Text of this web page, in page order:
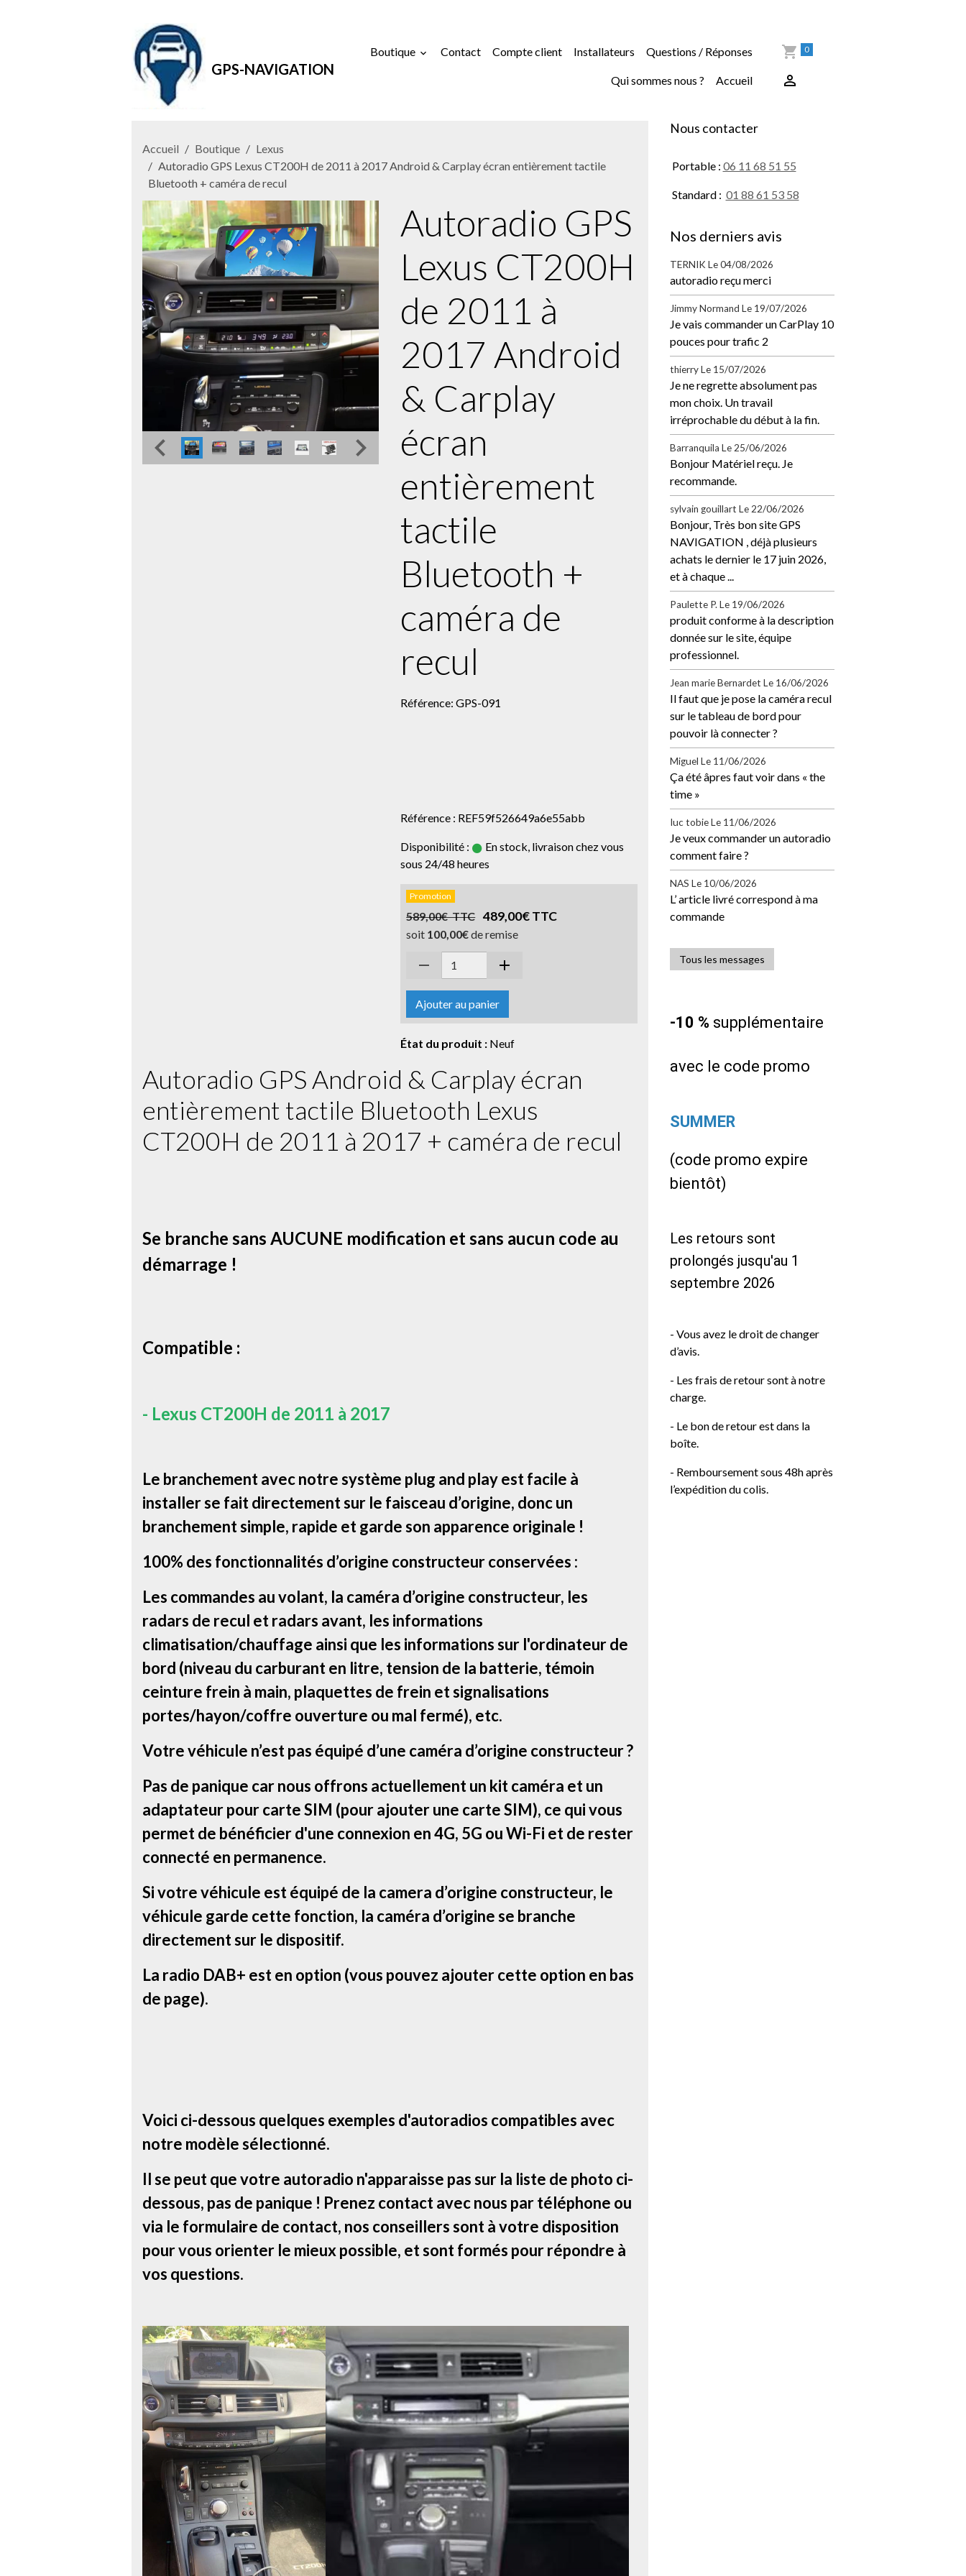
GPS-NAVIGATION
Boutique Contact Compte client Installateurs Questions / Réponses
Qui sommes nous ? Accueil
0
Accueil Boutique
Lexus
Autoradio GPS Lexus CT200H de 2011 à 2017 Android & Carplay écran entièrement tactile
Bluetooth + caméra de recul
Autoradio GPS
Lexus CT200H
de 2011 à
2017 Android
& Carplay
écran
entièrement
tactile
Bluetooth +
caméra de
recul
Référence: GPS-091
Référence : REF59f526649a6e55abb
Disponibilité :
En stock, livraison chez vous
sous 24/48 heures
Promotion
589,00€ TTC 489,00€ TTC
soit 100,00€de remise
Ajouter au panier
État du produit : Neuf
Autoradio GPS Android & Carplay écran
entièrement tactile Bluetooth Lexus
CT200H de 2011 à 2017 + caméra de recul
Se branche sans AUCUNE modification et sans aucun code au
démarrage !
Compatible :
- Lexus CT200H de 2011 à 2017
Le branchement avec notre système plug and play est facile à
installer se fait directement sur le faisceau d’origine, donc un
branchement simple, rapide et garde son apparence originale !
100% des fonctionnalités d’origine constructeur conservées :
Les commandes au volant, la caméra d’origine constructeur, les
radars de recul et radars avant, les informations
climatisation/chauffage ainsi que les informations sur l'ordinateur de
bord (niveau du carburant en litre, tension de la batterie, témoin
ceinture frein à main, plaquettes de frein et signalisations
portes/hayon/coffre ouverture ou mal fermé), etc.
Votre véhicule n’est pas équipé d’une caméra d’origine constructeur ?
Pas de panique car nous offrons actuellement un kit caméra et un
adaptateur pour carte SIM (pour ajouter une carte SIM), ce qui vous
permet de bénéficier d'une connexion en 4G, 5G ou Wi-Fi et de rester
connecté en permanence.
Si votre véhicule est équipé de la camera d’origine constructeur, le
véhicule garde cette fonction, la caméra d’origine se branche
directement sur le dispositif.
La radio DAB+ est en option (vous pouvez ajouter cette option en bas
de page).
Voici ci-dessous quelques exemples d'autoradios compatibles avec
notre modèle sélectionné.
Il se peut que votre autoradio n'apparaisse pas sur la liste de photo ci-
dessous, pas de panique ! Prenez contact avec nous par téléphone ou
via le formulaire de contact, nos conseillers sont à votre disposition
pour vous orienter le mieux possible, et sont formés pour répondre à
vos questions.
Nous contacter
Portable : 06 11 68 51 55
Standard : 01 88 61 53 58
Nos derniers avis
TERNIK Le 04/08/2026
autoradio reçu merci
Jimmy Normand Le 19/07/2026
Je vais commander un CarPlay 10
pouces pour trafic 2
thierry Le 15/07/2026
Je ne regrette absolument pas
mon choix. Un travail
irréprochable du début à la fin.
Barranquila Le 25/06/2026
Bonjour Matériel reçu. Je
recommande.
sylvain gouillart Le 22/06/2026
Bonjour, Très bon site GPS
NAVIGATION , déjà plusieurs
achats le dernier le 17 juin 2026,
et à chaque ...
Paulette P. Le 19/06/2026
produit conforme à la description
donnée sur le site, équipe
professionnel.
Jean marie Bernardet Le 16/06/2026
Il faut que je pose la caméra recul
sur le tableau de bord pour
pouvoir là connecter ?
Miguel Le 11/06/2026
Ça été âpres faut voir dans « the
time »
Iuc tobie Le 11/06/2026
Je veux commander un autoradio
comment faire ?
NAS Le 10/06/2026
L’ article livré correspond à ma
commande
Tous les messages
-10 % supplémentaire
avec le code promo
SUMMER
(code promo expire
bientôt)
Les retours sont
prolongés jusqu'au 1
septembre 2026
- Vous avez le droit de changer
d’avis.
- Les frais de retour sont à notre
charge.
- Le bon de retour est dans la
boîte.
- Remboursement sous 48h après
l’expédition du colis.